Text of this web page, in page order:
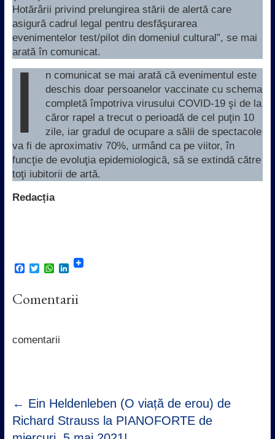
Hotărârii privind prelungirea stării de alertă care
asigură cadrul legal pentru desfăşurarea
evenimentelor test/pilot din domeniul cultural”, se mai
arată în comunicat.
Î
n comunicat se mai arată că evenimentul este
deschis doar persoanelor vaccinate cu schema
completă împotriva virusului COVID-19 şi de la
căror rapel a trecut o perioadă de cel puţin 10
zile, iar gradul de ocupare a sălii de spectacole
va fi de aproximativ 70%, urmând ca pe viitor, în
funcţie de evoluţia epidemiologică, să se extindă către
toţi iubitorii de artă.
Redacția
F
e
b
k
T
t
t
W
t
s
p
L
k
e
Comentarii
comentarii
← Ein Heldenleben (O viață de erou) de
Richard Strauss la PIANOFORTE de